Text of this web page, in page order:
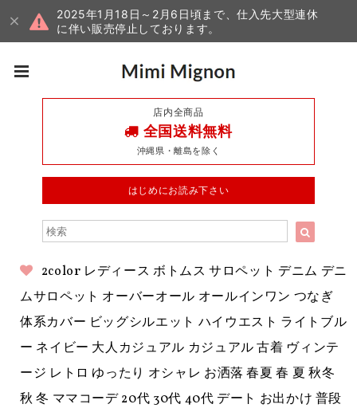
2025年1月18日～2月6日頃まで、仕入先大型連休
に伴い販売停止しております。
店内全商品
全国送料無料
沖縄県・離島を除く
はじめにお読み下さい
2color レディース ボトムス サロペット デニム デニ
ムサロペット オーバーオール オールインワン つなぎ
体系カバー ビッグシルエット ハイウエスト ライトブル
ー ネイビー 大人カジュアル カジュアル 古着 ヴィンテ
ージ レトロ ゆったり オシャレ お洒落 春夏 春 夏 秋冬
秋 冬 ママコーデ 20代 30代 40代 デート お出かけ 普段